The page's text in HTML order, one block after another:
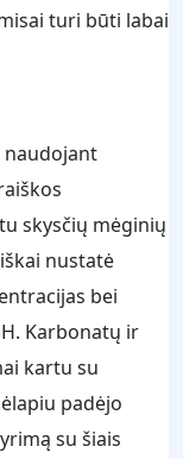
turi būti labai
naudojant
skysčių mėginių
nustatė
bei
Karbonatų ir
kartu su
padėjo
su šiais